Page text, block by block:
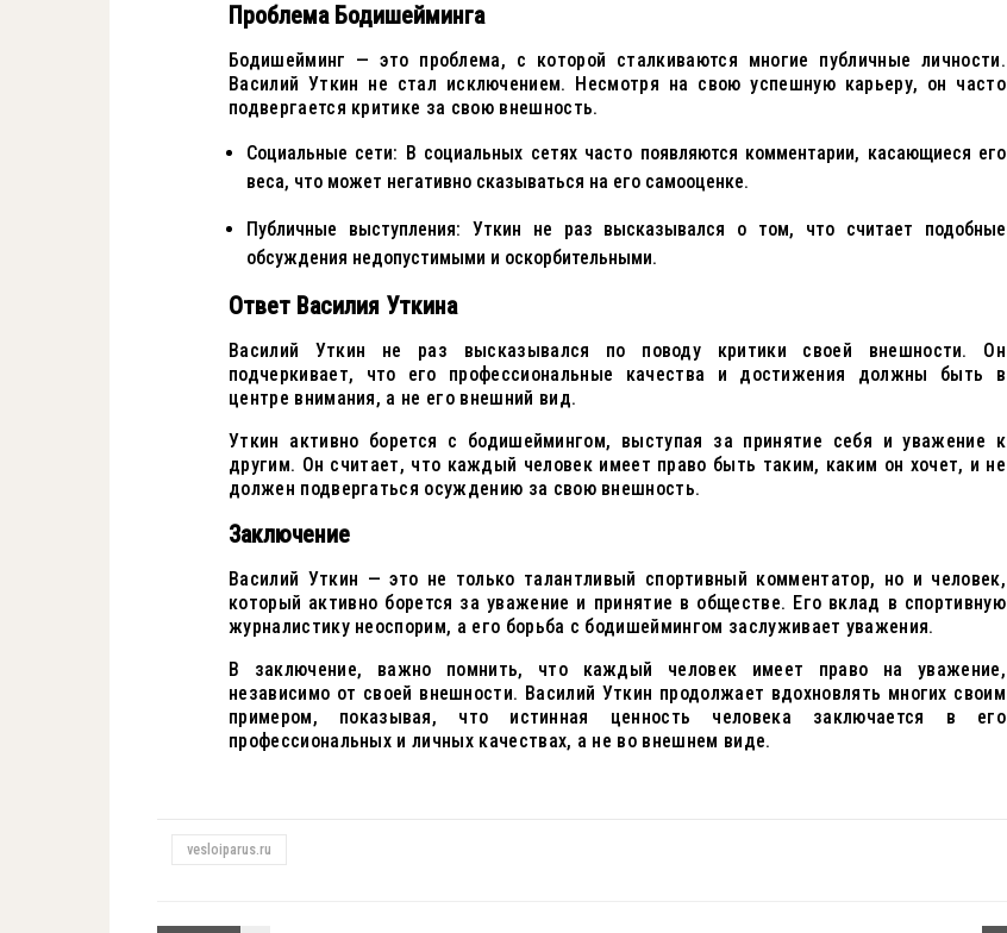
Проблема Бодишейминга
Бодишейминг — это проблема, с которой сталкиваются многие публичные личности.
Василий Уткин не стал исключением. Несмотря на свою успешную карьеру, он часто
подвергается критике за свою внешность.
Социальные сети: В социальных сетях часто появляются комментарии, касающиеся его
веса, что может негативно сказываться на его самооценке.
Публичные выступления: Уткин не раз высказывался о том, что считает подобные
обсуждения недопустимыми и оскорбительными.
Ответ Василия Уткина
Василий Уткин не раз высказывался по поводу критики своей внешности. Он
подчеркивает, что его профессиональные качества и достижения должны быть в
центре внимания, а не его внешний вид.
Уткин активно борется с бодишеймингом, выступая за принятие себя и уважение к
другим. Он считает, что каждый человек имеет право быть таким, каким он хочет, и не
должен подвергаться осуждению за свою внешность.
Заключение
Василий Уткин — это не только талантливый спортивный комментатор, но и человек,
который активно борется за уважение и принятие в обществе. Его вклад в спортивную
журналистику неоспорим, а его борьба с бодишеймингом заслуживает уважения.
В заключение, важно помнить, что каждый человек имеет право на уважение,
независимо от своей внешности. Василий Уткин продолжает вдохновлять многих своим
примером, показывая, что истинная ценность человека заключается в его
профессиональных и личных качествах, а не во внешнем виде.
vesloiparus.ru